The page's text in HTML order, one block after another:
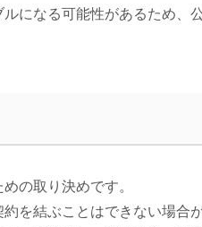
になる可能性があるため、
の取り決めです。
を結ぶことはできない場合